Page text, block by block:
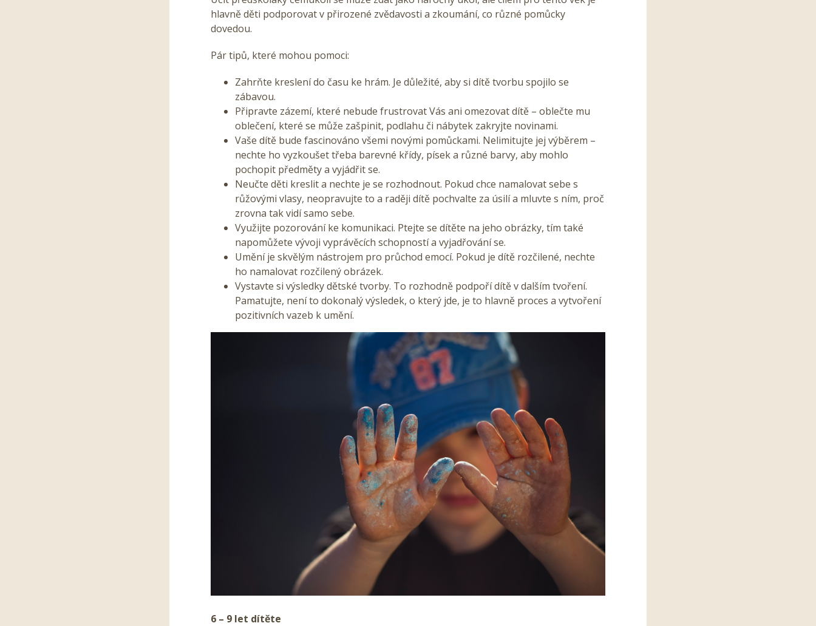
hlavně děti podporovat v přirozené zvědavosti a zkoumání, co různé pomůcky
dovedou.
Pár tipů, které mohou pomoci:
Zahrňte kreslení do času ke hrám. Je důležité, aby si dítě tvorbu spojilo se
zábavou.
Připravte zázemí, které nebude frustrovat Vás ani omezovat dítě – oblečte mu
oblečení, které se může zašpinit, podlahu či nábytek zakryjte novinami.
Vaše dítě bude fascinováno všemi novými pomůckami. Nelimitujte jej výběrem –
nechte ho vyzkoušet třeba barevné křídy, písek a různé barvy, aby mohlo
pochopit předměty a vyjádřit se.
Neučte děti kreslit a nechte je se rozhodnout. Pokud chce namalovat sebe s
růžovými vlasy, neopravujte to a raději dítě pochvalte za úsilí a mluvte s ním, proč
zrovna tak vidí samo sebe.
Využijte pozorování ke komunikaci. Ptejte se dítěte na jeho obrázky, tím také
napomůžete vývoji vyprávěcích schopností a vyjadřování se.
Umění je skvělým nástrojem pro průchod emocí. Pokud je dítě rozčilené, nechte
ho namalovat rozčilený obrázek.
Vystavte si výsledky dětské tvorby. To rozhodně podpoří dítě v dalším tvoření.
Pamatujte, není to dokonalý výsledek, o který jde, je to hlavně proces a vytvoření
pozitivních vazeb k umění.
6 – 9 let dítěte